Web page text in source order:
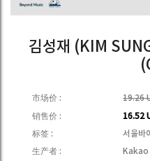
김성재 (KIM
市场价 : 19.26
销售价 : 16.52
标签 :
서울바
生产者 :